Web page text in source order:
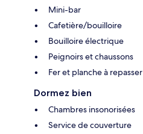
Mini-bar
Cafetière/bouilloire
Bouilloire électrique
Peignoirs et chaussons
Fer et planche à repasser
Dormez bien
Chambres insonorisées
Service de couverture